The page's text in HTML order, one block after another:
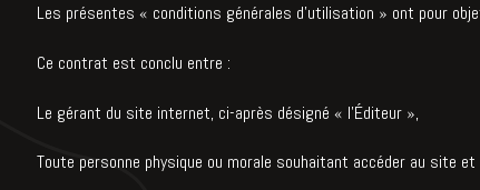
Les présentes « conditions générales d'utilisation » ont pour
Ce contrat est conclu entre :
Le gérant du site internet, ci-après désigné « l’Éditeur »,
Toute personne physique ou morale souhaitant accéder au site